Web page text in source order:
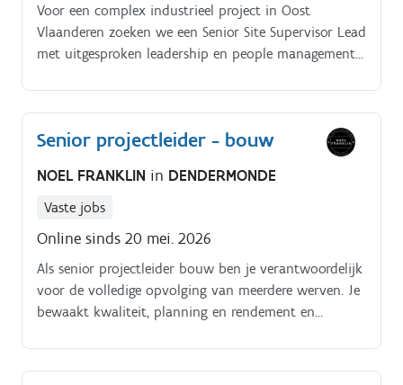
Voor een complex industrieel project in Oost
Vlaanderen zoeken we een Senior Site Supervisor Lead
met uitgesproken leadership en people management
stuurt mensen aan, bewaart structuur en zorgt dat
het werk veilig, kwalitatief en volgens planning
verloopt.
Senior projectleider - bouw
NOEL FRANKLIN in DENDERMONDE
Vaste jobs
Online sinds 20 mei. 2026
Als senior projectleider bouw ben je verantwoordelijk
voor de volledige opvolging van meerdere werven. Je
bewaakt kwaliteit, planning en rendement en